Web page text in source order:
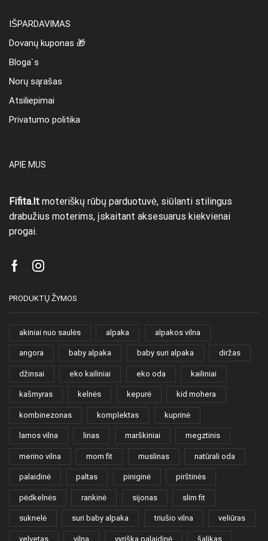
IŠPARDAVIMAS
Dovanų kuponas 🎁
Bloga`s
Norų sąrašas
Atsiliepimai
Privatumo politika
APIE MUS
Fifita.lt moteriškų rūbų parduotuvė, siūlanti stilingus
drabužius moterims, įskaitant aksesuarus kiekvienai
progai.
FacebookInstagram
PRODUKTŲ ŽYMOS
akiniai nuo saulės alpaka alpakos vilna
angora baby alpaka baby suri alpaka diržas
džinsai eko kailiniai eko oda kailiniai
kašmyras kelnės kepurė kid mohera
kombinezonas komplektas kuprinė
lamos vilna linas marškiniai megztinis
merino vilna mom fit muslinas natūrali oda
palaidinė paltas piniginė pirštinės
pėdkelnės rankinė sijonas slim fit
suknelė suri baby alpaka triušio vilna veliūras
velvetas vilna vyriška palaidinė šalikas